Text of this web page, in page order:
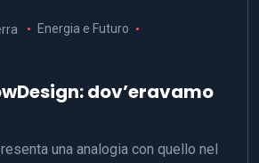
Energia e Futuro
dov’eravamo
una analogia con quello nel